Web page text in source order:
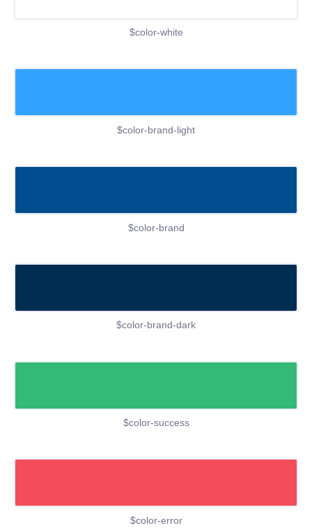
$color-white
$color-brand-light
$color-brand
$color-brand-dark
$color-success
$color-error